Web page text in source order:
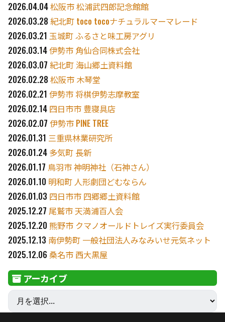
2026.04.04松阪市 松浦武四郎記念館館
2026.03.28 紀北町 toco tocoナチュラルマーマレード
2026.03.21 玉城町 ふるさと味工房アグリ
2026.03.14伊勢市 角仙合同株式会社
2026.03.07 紀北町 海山郷土資料館
2026.02.28 松阪市 木琴堂
2026.02.21 伊勢市 将棋伊勢志摩教室
2026.02.14 四日市市 豊寝具店
2026.02.07 伊勢市 PINE TREE
2026.01.31 三重県林業研究所
2026.01.24 多気町 長新
2026.01.17 鳥羽市 神明神社（石神さん）
2026.01.10 明和町 人形劇団どむならん
2026.01.03 四日市市 四郷郷土資料館
2025.12.27 尾鷲市 天満浦百人会
2025.12.20 熊野市 クマノオールドトレイズ実行委員会
2025.12.13 南伊勢町 一般社団法人みなみいせ元気ネット
2025.12.06 桑名市 西大黒屋
アーカイブ